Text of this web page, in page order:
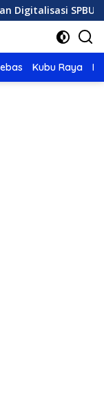
SPBU Pertamina
Kubu Raya